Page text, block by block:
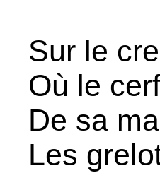
Sur le
Où le
De sa
Les